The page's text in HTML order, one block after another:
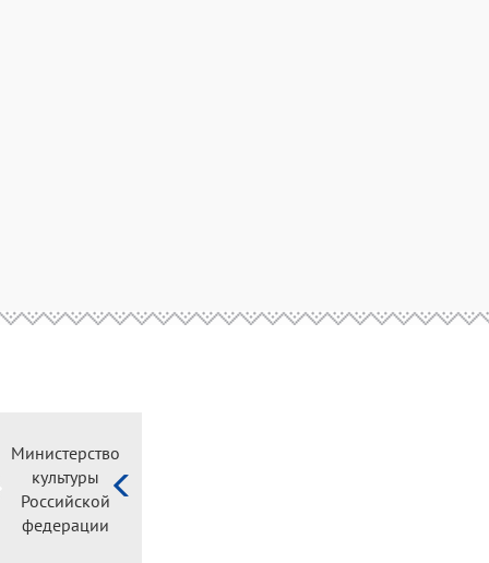
Министерство
культуры
Российской
федерации